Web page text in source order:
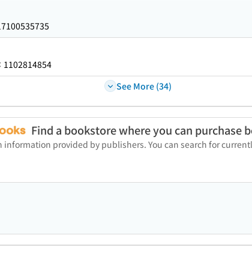
1102814854
See More (34)
Find a bookstore where you can purchase
provided by publishers. You can search for